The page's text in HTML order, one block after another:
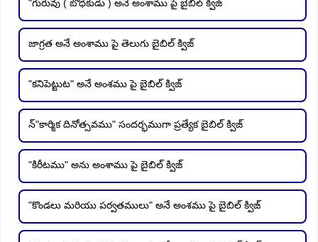
"గురువు ( బోధకుడు ) అనే అంశాము పై బైబిల్ క్విజ్
జాగ్రత అనే అంశాము పై తెలుగు బైబిల్ క్విజ్
"కనిపెట్టుట" అనే అంశము పై బైబిల్ క్విజ్
న్"కార్మిక దినోత్సవము" సందర్భముగా ప్రత్యేక బైబిల్ క్విజ్
"కిరీటము" అను అంశాము పై బైబిల్ క్విజ్
"కొండలు మరియు పర్వతములు" అనే అంశము పై బైబిల్ క్విజ్